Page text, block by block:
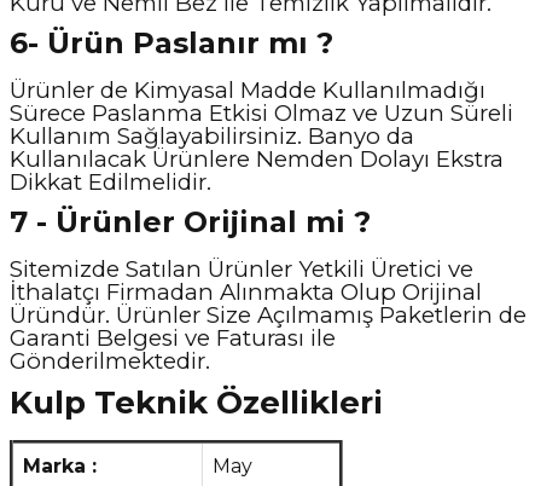
6- Ürün Paslanır mı ?
Ürünler de Kimyasal Madde Kullanılmadığı
Sürece Paslanma Etkisi Olmaz ve Uzun Süreli
Kullanım Sağlayabilirsiniz. Banyo da
Kullanılacak Ürünlere Nemden Dolayı Ekstra
Dikkat Edilmelidir.
7 - Ürünler Orijinal mi ?
Sitemizde Satılan Ürünler Yetkili Üretici ve
İthalatçı Firmadan Alınmakta Olup Orijinal
Üründür. Ürünler Size Açılmamış Paketlerin de
Garanti Belgesi ve Faturası ile
Gönderilmektedir.
Kulp Teknik Özellikleri
Marka : May